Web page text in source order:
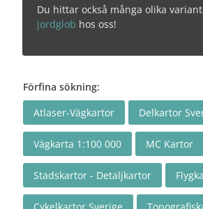
Du hittar också många olika
jordglob hos oss!
Förfina sökning:
Atlaser-Vägkartor
Delkartor
Vägkarta 1:100 000 MC Kartor
Stadskartor - Detaljkartor